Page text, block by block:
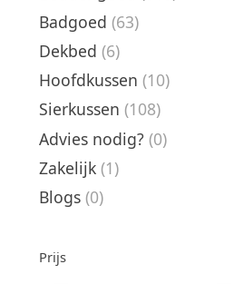
Badgoed (63)
Dekbed (6)
Hoofdkussen (10)
Sierkussen (108)
Advies nodig? (0)
Zakelijk (1)
Blogs (0)
Prijs